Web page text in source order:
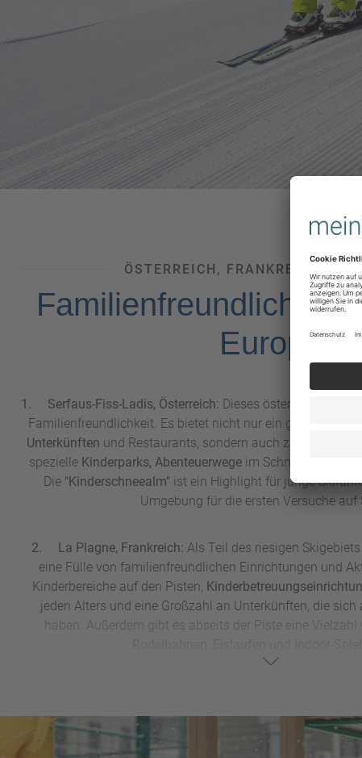
ÖSTERREICH, FRANKREICH UND
Familienfreundliche
Europa
1. Serfaus-Fiss-Ladis, Österreich: Dieses österreichische
Familienfreundlichkeit. Es bietet nicht nur ein großes
Unterkünften und Restaurants, sondern auch zahlreiche
spezielle Kinderparks, Abenteuerwege im Schnee und
Die "Kinderschneealm" ist ein Highlight für junge
Umgebung für die ersten Versuche auf
2. La Plagne, Frankreich: Als Teil des riesigen
eine Fülle von familienfreundlichen Einrichtungen und
Kinderbereiche auf den Pisten,
jeden Alters und eine Großzahl an Unterkünften, die
haben. Außerdem gibt es abseits der Piste eine
denen junge Skifahrer spielerisch ihre Fähigkeiten
gibt es eine Vielzahl von familiengeführten Hotels und